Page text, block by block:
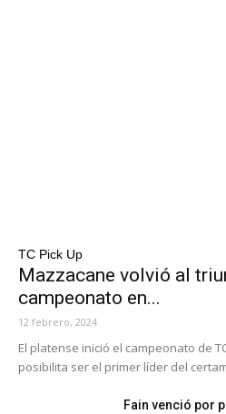
TC Pick Up
Mazzacane volvió al
campeonato en...
12 febrero, 2024
El platense inició el campeonato de
posibilita ser el primer líder del
Fain venció por